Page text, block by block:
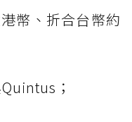
幣、折合台幣約
；